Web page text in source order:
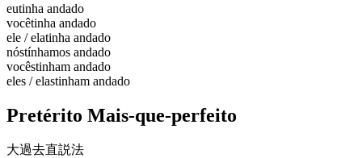
eutinha andado
vocêtinha andado
ele / elatinha andado
nóstínhamos andado
vocêstinham andado
eles / elastinham andado
Pretérito Mais-que-perfeito
大過去直説法